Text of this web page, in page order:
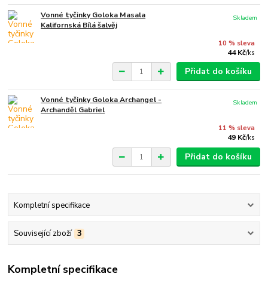
Vonné tyčinky Goloka Masala
Kalifornská Bílá šalvěj
10 % sleva
44 Kč/ks
Skladem
Přidat do košíku
Vonné tyčinky Goloka Archangel -
Archanděl Gabriel
11 % sleva
49 Kč/ks
Skladem
Přidat do košíku
Kompletní specifikace
Související zboží 3
Kompletní specifikace